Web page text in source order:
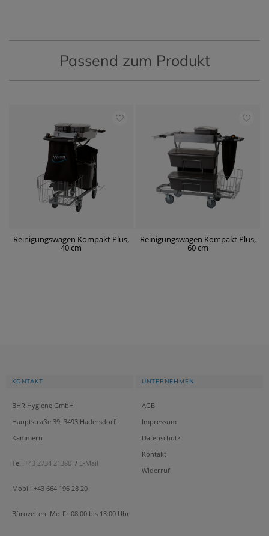
Passend zum Produkt
Reinigungswagen Kompakt Plus,
40 cm
Reinigungswagen Kompakt Plus,
60 cm
KONTAKT
BHR Hygiene GmbH
Hauptstraße 39, 3493 Hadersdorf-
Kammern
Tel. +43 2734 21380 / E-Mail
Mobil: +43 664 196 28 20
Bürozeiten: Mo-Fr 08:00 bis 13:00 Uhr
UNTERNEHMEN
AGB
Impressum
Datenschutz
Kontakt
Widerruf